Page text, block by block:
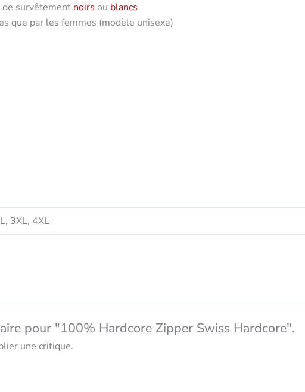
de survêtement noirs ou blancs
que par les femmes (modèle unisexe)
3XL, 4XL
pour "100% Hardcore Zipper Swiss Hardcore".
une critique.